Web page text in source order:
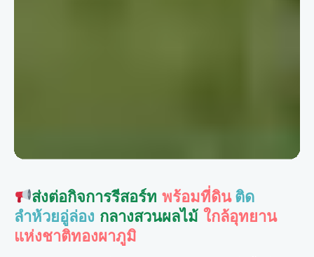
ส่งต่อกิจการรีสอร์ท พร้อมที่ดินติด
ลำห้วยอู่ล่อง กลางสวนผลไม้ ใกล้อุทยาน
แห่งชาติทองผาภูมิ